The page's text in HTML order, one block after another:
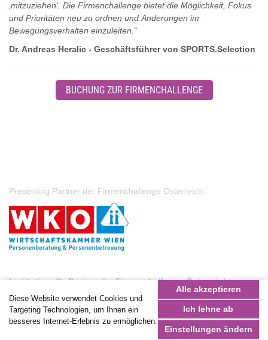
Diese Website verwendet Cookies und
Targeting Technologien, um Ihnen ein
besseres Internet-Erlebnis zu ermöglichen.
Alle akzeptieren
Ich lehne ab
Einstellungen ändern
‚mitzuziehen‘. Die Firmenchallenge bietet die Möglichkeit, Fokus
und Prioritäten neu zu ordnen und Änderungen im
Bewegungsverhalten einzuleiten.“
Dr. Andreas Heralic - Geschäftsführer von SPORTS.Selection
BUCHUNG ZUR FIRMENCHALLENGE
Presenting Partner der Firmenchallenge Österreich:
Institutionelle Partner der Firmenchallenge Österreich: